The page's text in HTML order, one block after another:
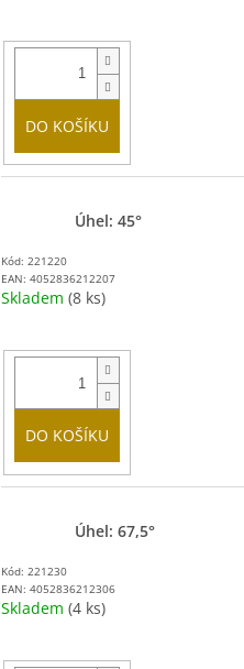
DO KOŠÍKU
Kód: 221220
EAN: 4052836212207
Úhel: 45°
Skladem (8 ks)
DO KOŠÍKU
Kód: 221230
EAN: 4052836212306
Úhel: 67,5°
Skladem (4 ks)